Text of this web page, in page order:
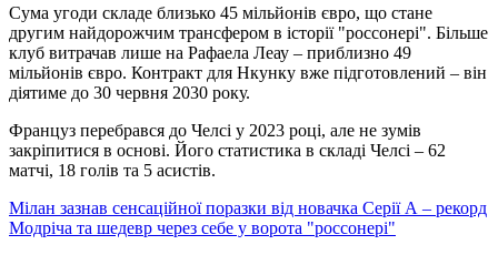
Сума угоди складе близько 45 мільйонів євро, що стане
другим найдорожчим трансфером в історії "россонері". Більше
клуб витрачав лише на Рафаела Леау – приблизно 49
мільйонів євро. Контракт для Нкунку вже підготовлений – він
діятиме до 30 червня 2030 року.
Француз перебрався до Челсі у 2023 році, але не зумів
закріпитися в основі. Його статистика в складі Челсі – 62
матчі, 18 голів та 5 асистів.
Мілан зазнав сенсаційної поразки від новачка Серії А – рекорд
Модріча та шедевр через себе у ворота "россонері"